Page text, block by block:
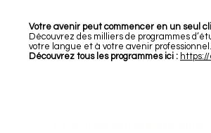
Votre avenir peut commencer en un seul
Découvrez des milliers de programmes
votre langue et à votre avenir professionnel.
Découvrez tous les programmes ici :